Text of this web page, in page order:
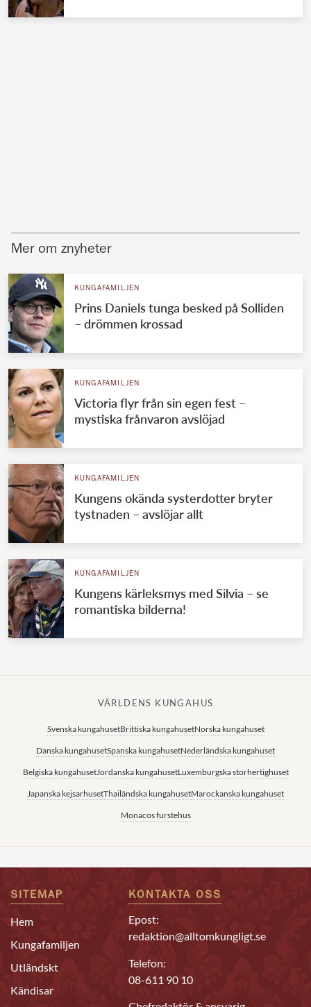
Mer om znyheter
KUNGAFAMILJEN
Prins Daniels tunga besked på Solliden
– drömmen krossad
KUNGAFAMILJEN
Victoria flyr från sin egen fest –
mystiska frånvaron avslöjad
KUNGAFAMILJEN
Kungens okända systerdotter bryter
tystnaden – avslöjar allt
KUNGAFAMILJEN
Kungens kärleksmys med Silvia – se
romantiska bilderna!
VÄRLDENS KUNGAHUS
Svenska kungahusetBrittiska kungahusetNorska kungahuset
Danska kungahusetSpanska kungahusetNederländska kungahuset
Belgiska kungahusetJordanska kungahusetLuxemburgska storhertighuset
Japanska kejsarhusetThailändska kungahusetMarockanska kungahuset
Monacos furstehus
SITEMAP
Hem
Kungafamiljen
Utländskt
Kändisar
KONTAKTA OSS
Epost:
redaktion@alltomkungligt.se
Telefon:
08-611 90 10